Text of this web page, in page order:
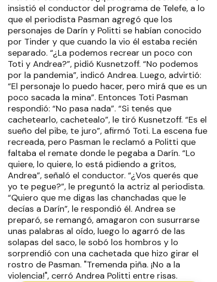
insistió el conductor del programa de Telefe, a lo
que el periodista Pasman agregó que los
personajes de Darín y Politti se habían conocido
por Tinder y que cuando la vio él estaba recién
separado. “¿La podemos recrear un poco con
Toti y Andrea?”, pidió Kusnetzoff. “No podemos
por la pandemia”, indicó Andrea. Luego, advirtió:
“El personaje lo puedo hacer, pero mirá que es un
poco sacada la mina”. Entonces Toti Pasman
respondió: “No pasa nada”. “Si tenés que
cachetearlo, cachetealo”, le tiró Kusnetzoff. “Es el
sueño del pibe, te juro”, afirmó Toti. La escena fue
recreada, pero Pasman le reclamó a Politti que
faltaba el remate donde le pegaba a Darín. “Lo
quiere, lo quiere, lo está pidiendo a gritos,
Andrea”, señaló el conductor. “¿Vos querés que
yo te pegue?”, le preguntó la actriz al periodista.
“Quiero que me digas las chanchadas que le
decías a Darín”, le respondió él. Andrea se
preparó, se remangó, amagaron con susurrarse
unas palabras al oído, luego lo agarró de las
solapas del saco, le sobó los hombros y lo
sorprendió con una cachetada que hizo girar el
rostro de Pasman. "Tremenda piña. ¡No a la
violencia!", cerró Andrea Politti entre risas.